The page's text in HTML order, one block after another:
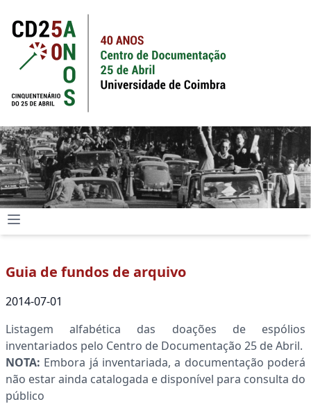
Guia de fundos de arquivo
2014-07-01
Listagem alfabética das doações de espólios
inventariados pelo Centro de Documentação 25 de Abril.
NOTA: Embora já inventariada, a documentação poderá
não estar ainda catalogada e disponível para consulta do
público